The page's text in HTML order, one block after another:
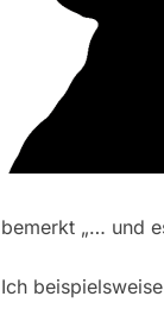
bemerkt „… und
Ich